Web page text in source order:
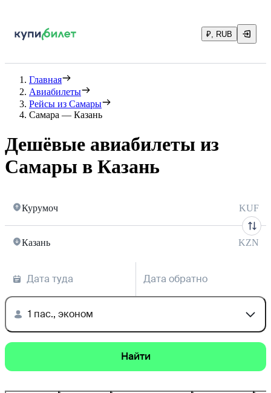
₽, RUB
Главная
Авиабилеты
Рейсы из Самары
Самара — Казань
Дешёвые авиабилеты из
Самары в Казань
Курумоч KUF
Казань KZN
Дата туда Дата обратно
1 пас., эконом
Найти